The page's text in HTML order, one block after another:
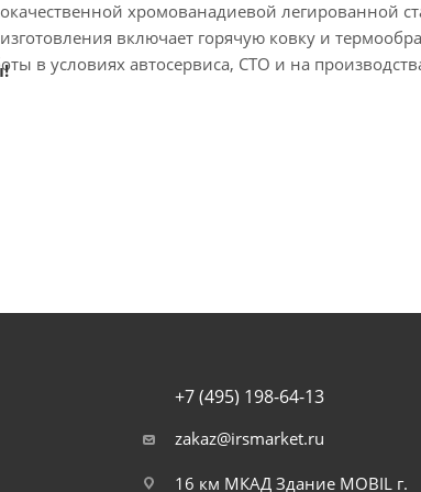
хромованадиевой легированной
включает горячую ковку и
в условиях автосервиса, СТО и на
+7 (495) 198-64-13
zakaz@irsmarket.ru
16 км МКАД Здание MOBIL г.